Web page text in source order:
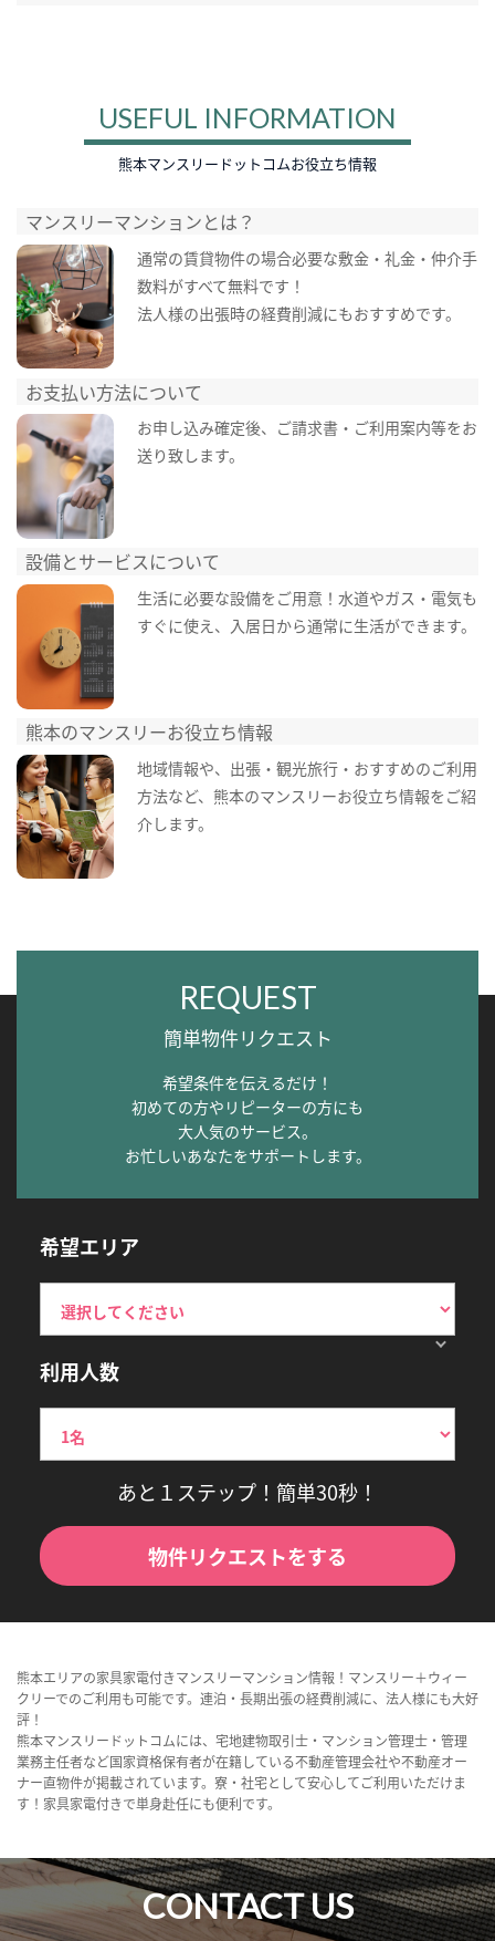
USEFUL INFORMATION
熊本マンスリードットコムお役立ち情報
マンスリーマンションとは？
通常の賃貸物件の場合必要な敷金・礼金・仲介手
数料がすべて無料です！
法人様の出張時の経費削減にもおすすめです。
お支払い方法について
お申し込み確定後、ご請求書・ご利用案内等をお
送り致します。
設備とサービスについて
生活に必要な設備をご用意！水道やガス・電気も
すぐに使え、入居日から通常に生活ができます。
熊本のマンスリーお役立ち情報
地域情報や、出張・観光旅行・おすすめのご利用
方法など、熊本のマンスリーお役立ち情報をご紹
介します。
REQUEST
簡単物件リクエスト
希望条件を伝えるだけ！
初めての方やリピーターの方にも
大人気のサービス。
お忙しいあなたをサポートします。
希望エリア
利用人数
あと１ステップ！簡単30秒！
物件リクエストをする
熊本エリアの家具家電付きマンスリーマンション情報！マンスリー＋ウィー
クリーでのご利用も可能です。連泊・長期出張の経費削減に、法人様にも大好
評！
熊本マンスリードットコムには、宅地建物取引士・マンション管理士・管理
業務主任者など国家資格保有者が在籍している不動産管理会社や不動産オー
ナー直物件が掲載されています。寮・社宅として安心してご利用いただけま
す！家具家電付きで単身赴任にも便利です。
CONTACT US